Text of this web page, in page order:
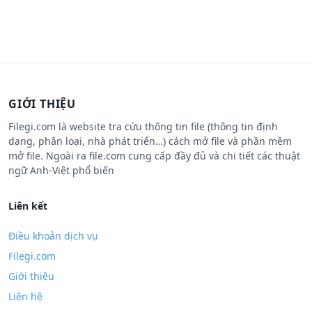
GIỚI THIỆU
Filegi.com là website tra cứu thông tin file (thông tin định
dạng, phân loại, nhà phát triển…) cách mở file và phần mềm
mở file. Ngoài ra file.com cung cấp đầy đủ và chi tiết các thuật
ngữ Anh-Việt phổ biến
Liên kết
Điều khoản dịch vụ
Filegi.com
Giới thiệu
Liên hệ